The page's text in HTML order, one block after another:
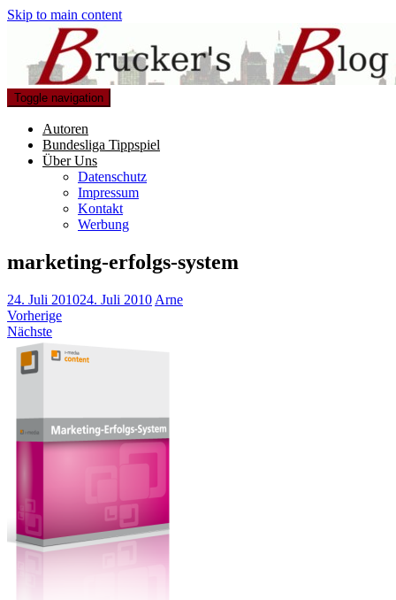
Skip to main content
Toggle navigation
Autoren
Bundesliga Tippspiel
Über Uns
Datenschutz
Impressum
Kontakt
Werbung
marketing-erfolgs-system
24. Juli 201024. Juli 2010 Arne
Vorherige
Nächste